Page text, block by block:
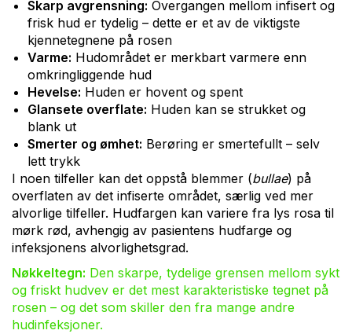
Skarp avgrensning: Overgangen mellom infisert og
frisk hud er tydelig – dette er et av de viktigste
kjennetegnene på rosen
Varme: Hudområdet er merkbart varmere enn
omkringliggende hud
Hevelse: Huden er hovent og spent
Glansete overflate: Huden kan se strukket og
blank ut
Smerter og ømhet: Berøring er smertefullt – selv
lett trykk
I noen tilfeller kan det oppstå blemmer (bullae) på
overflaten av det infiserte området, særlig ved mer
alvorlige tilfeller. Hudfargen kan variere fra lys rosa til
mørk rød, avhengig av pasientens hudfarge og
infeksjonens alvorlighetsgrad.
Nøkkeltegn: Den skarpe, tydelige grensen mellom sykt
og friskt hudvev er det mest karakteristiske tegnet på
rosen – og det som skiller den fra mange andre
hudinfeksjoner.